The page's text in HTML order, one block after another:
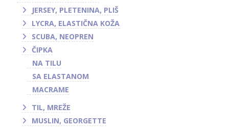
JERSEY, PLETENINA, PLIŠ
LYCRA, ELASTIČNA KOŽA
SCUBA, NEOPREN
ČIPKA
NA TILU
SA ELASTANOM
MACRAME
TIL, MREŽE
MUSLIN, GEORGETTE